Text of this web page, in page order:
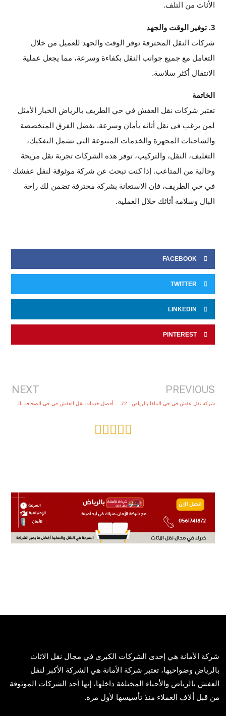
الأثاث من التلف.
3. توفير الوقت والجهد
شركات النقل المحترفة توفر الوقت والجهد للعميل من خلال
التعامل مع جميع جوانب النقل بكفاءة وسرعة، مما يجعل عملية
الانتقال أكثر سلاسة.
الخاتمة
تعتبر شركات نقل العفش في حي الطريف بالرياض الخيار الأمثل
لمن يرغب في نقل أثاثه بأمان وسرعة. بفضل الفرق المتخصصة
والشاحنات المجهزة والخدمات المتنوعة التي تشمل التفكيك،
التغليف، النقل، والتركيب، توفر هذه الشركات تجربة نقل مريحة
وخالية من المتاعب. إذا كنت تبحث عن شركة موثوقة لنقل عفشك
في حي الطريف، فإن الاستعانة بشركة محترفة تضمن لك راحة
البال وسلامة أثاثك خلال العملية.
FACEBOOK
TWITTER
LINKEDIN
PINTEREST
PREVIOUS
شركة نقل عفش في حي الملقا بالرياض : 0561741872
NEXT
أفضل خدمات نقل العفش في حي الصحافة بالرياض : 0561741872





of
شركة الأمانة هي إحدى الشركات الكبرى في مجال نقل الاثاث
بالرياض وضواحيها، تعتبر شركة الأمانة هي الشركة الأكبر لنقل
العفش بالرياض والأحياء المختلفة داخلها، إنها أحد الشركات الموثوقة
من قبل ألاف العملاء منذ تأسيسها لأول مرة.